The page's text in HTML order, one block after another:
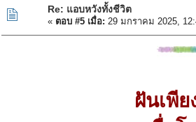
Re: แอบหวังทั้งชีวิต
« ตอบ #5 เมื่อ: 29 มกราคม 2025,
ฝันเพี